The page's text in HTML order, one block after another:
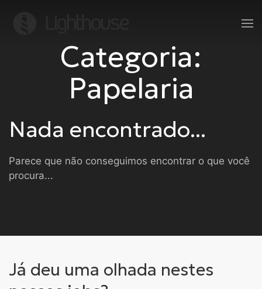
Categoria:
Papelaria
Nada encontrado...
Parece que não conseguimos encontrar o que você
procura...
Já deu uma olhada nestes